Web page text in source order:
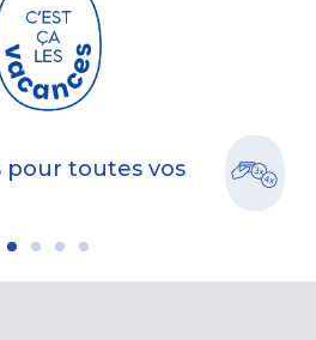
pour toutes vos